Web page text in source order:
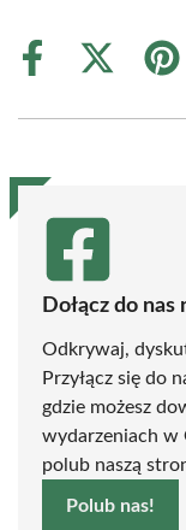
Share
Share
(Twitter)
Dołącz do nas
Odkrywaj,
Przyłącz się do
gdzie możesz
wydarzeniach w
polub naszą
Polub nas!